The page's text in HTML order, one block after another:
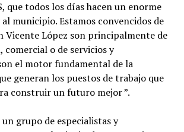
que todos los días hacen un enorme
municipio. Estamos convencidos de
Vicente López son principalmente de
o de servicios y
el motor fundamental de la
generan los puestos de trabajo que
construir un futuro mejor ”.
grupo de especialistas y